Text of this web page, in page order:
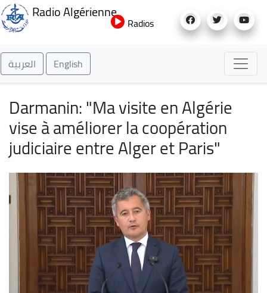
au
Radio Algérienne
Radios
العربية English
Darmanin: "Ma visite en Algérie
vise à améliorer la coopération
judiciaire entre Alger et Paris"